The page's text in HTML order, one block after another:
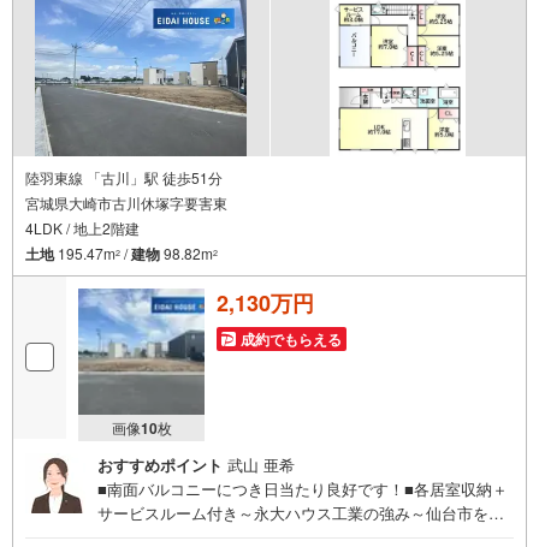
陸羽東線 「古川」駅 徒歩51分
宮城県大崎市古川休塚字要害東
4LDK / 地上2階建
土地195.47m2 /建物98.82m2
画像10枚
2,130万円
成約でもらえる
おすすめポイント 武山 亜希
■南面バルコニーにつき日当たり良好です！■各居室収納＋
サービスルーム付き～永大ハウス工業の強み～仙台市を中